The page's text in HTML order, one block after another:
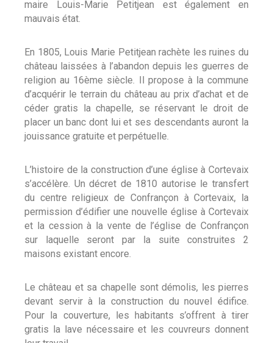
maire Louis-Marie Petitjean est également en
mauvais état.
En 1805, Louis Marie Petitjean rachète les ruines du
château laissées à l’abandon depuis les guerres de
religion au 16ème siècle. Il propose à la commune
d’acquérir le terrain du château au prix d’achat et de
céder gratis la chapelle, se réservant le droit de
placer un banc dont lui et ses descendants auront la
jouissance gratuite et perpétuelle.
L’histoire de la construction d’une église à Cortevaix
s’accélère. Un décret de 1810 autorise le transfert
du centre religieux de Confrançon à Cortevaix, la
permission d’édifier une nouvelle église à Cortevaix
et la cession à la vente de l’église de Confrançon
sur laquelle seront par la suite construites 2
maisons existant encore.
Le château et sa chapelle sont démolis, les pierres
devant servir à la construction du nouvel édifice.
Pour la couverture, les habitants s’offrent à tirer
gratis la lave nécessaire et les couvreurs donnent